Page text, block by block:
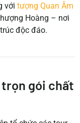
vớitượng Quan Âm
Hoàng – nơi
độc đáo.
trọn gói chất